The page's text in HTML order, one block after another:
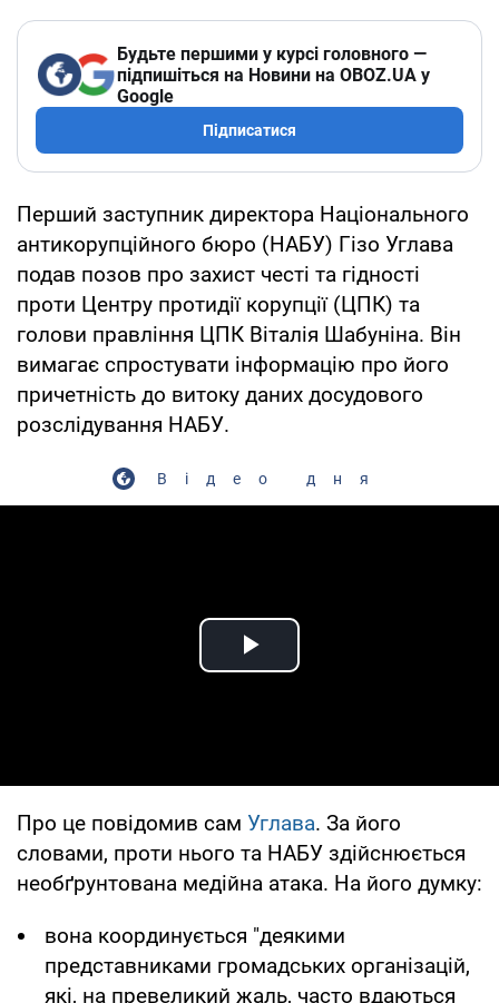
Будьте першими у курсі головного —
підпишіться на Новини на OBOZ.UA у
Google
Підписатися
Перший заступник директора Національного
антикорупційного бюро (НАБУ) Гізо Углава
подав позов про захист честі та гідності
проти Центру протидії корупції (ЦПК) та
голови правління ЦПК Віталія Шабуніна. Він
вимагає спростувати інформацію про його
причетність до витоку даних досудового
розслідування НАБУ.
Відео дня
Play Video
Про це повідомив сам Углава. За його
словами, проти нього та НАБУ здійснюється
необґрунтована медійна атака. На його думку:
вона координується "деякими
представниками громадських організацій,
які, на превеликий жаль, часто вдаються